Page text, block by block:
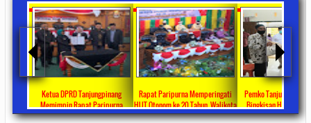
Ketua DPRD Tanjungpinang
Memimpin Rapat Paripurna
Pengesahan Ranperda Perubahan
Rapat Paripurna Memperingati
HUT Otonom ke 20 Tahun, Walikota
Rahma Paparkan Capaian
Pemko Tanjung
Bingkisan Hari Raya
Untuk Masyarakat